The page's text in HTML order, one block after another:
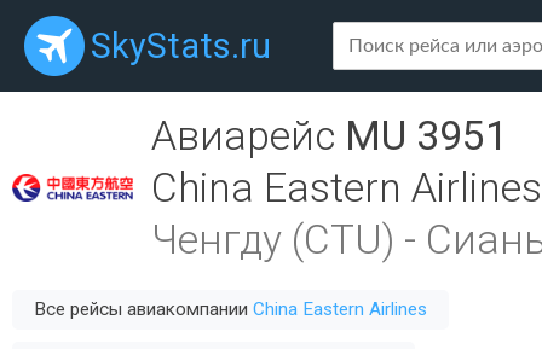
SkyStats.ru
Авиарейс MU 3951
China Eastern Airlines
Ченгду (CTU) -
Все рейсы авиакомпании China Eastern Airlines